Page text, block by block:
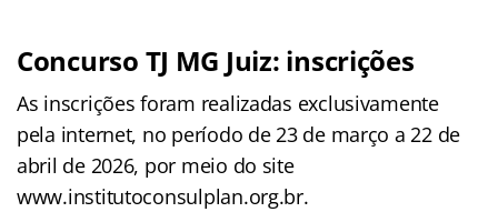
Concurso TJ MG Juiz: inscrições
As inscrições foram realizadas exclusivamente
pela internet, no período de 23 de março a 22 de
abril de 2026, por meio do site
www.institutoconsulplan.org.br.